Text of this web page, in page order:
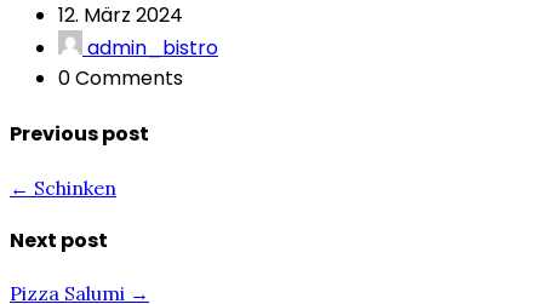
12. März 2024
admin_bistro
0 Comments
Previous post
← Schinken
Next post
Pizza Salumi →